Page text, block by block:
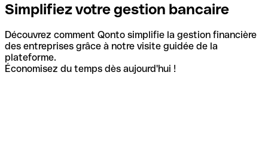
Simplifiez votre gestion bancaire
Découvrez comment Qonto simplifie la gestion financière
des entreprises grâce à notre visite guidée de la
plateforme.
Économisez du temps dès aujourd'hui !